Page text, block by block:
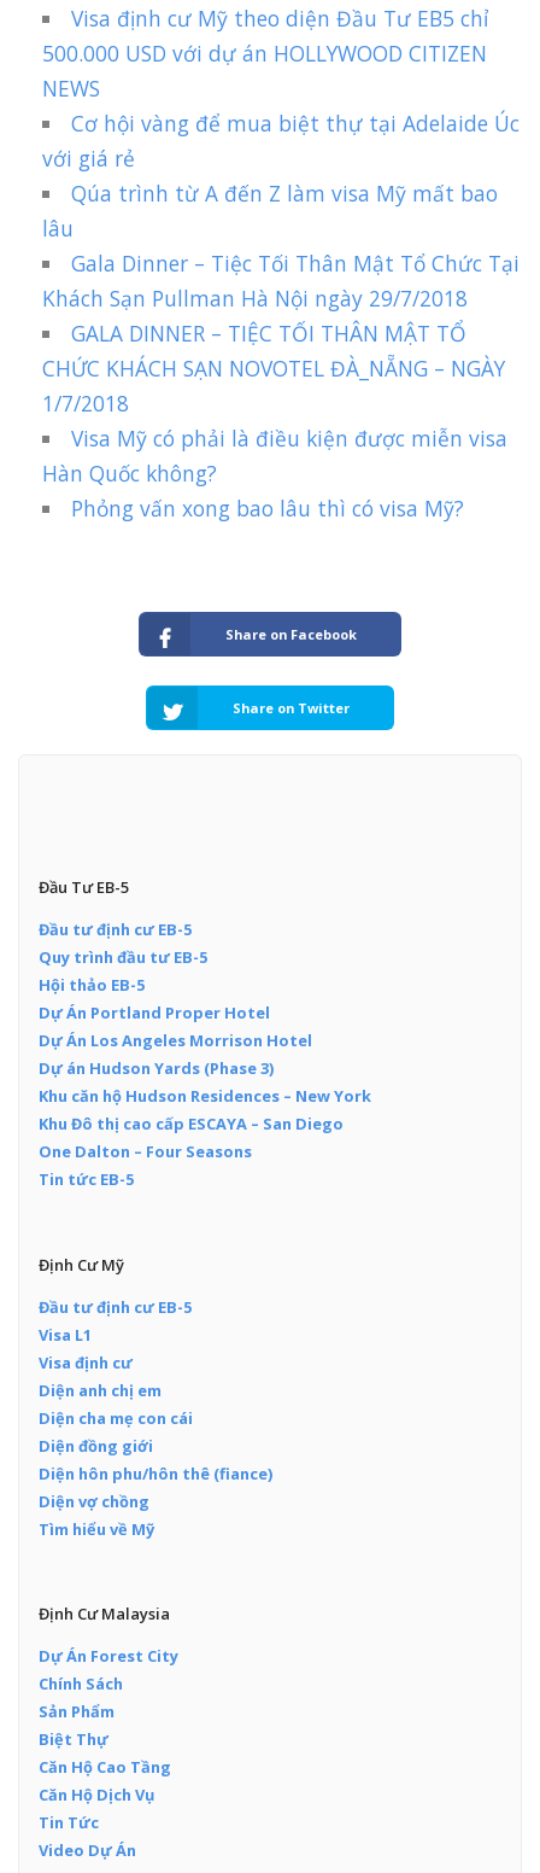
Visa định cư Mỹ theo diện Đầu Tư EB5 chỉ
500.000 USD với dự án HOLLYWOOD CITIZEN
NEWS
Cơ hội vàng để mua biệt thự tại Adelaide Úc
với giá rẻ
Qúa trình từ A đến Z làm visa Mỹ mất bao
lâu
Gala Dinner – Tiệc Tối Thân Mật Tổ Chức Tại
Khách Sạn Pullman Hà Nội ngày 29/7/2018
GALA DINNER – TIỆC TỐI THÂN MẬT TỔ
CHỨC KHÁCH SẠN NOVOTEL ĐÀ_NẴNG – NGÀY
1/7/2018
Visa Mỹ có phải là điều kiện được miễn visa
Hàn Quốc không?
Phỏng vấn xong bao lâu thì có visa Mỹ?
Share on Facebook
Share on Twitter
Đầu Tư EB-5
Đầu tư định cư EB-5
Quy trình đầu tư EB-5
Hội thảo EB-5
Dự Án Portland Proper Hotel
Dự Án Los Angeles Morrison Hotel
Dự án Hudson Yards (Phase 3)
Khu căn hộ Hudson Residences – New York
Khu Đô thị cao cấp ESCAYA – San Diego
One Dalton – Four Seasons
Tin tức EB-5
Định Cư Mỹ
Đầu tư định cư EB-5
Visa L1
Visa định cư
Diện anh chị em
Diện cha mẹ con cái
Diện đồng giới
Diện hôn phu/hôn thê (fiance)
Diện vợ chồng
Tìm hiểu về Mỹ
Định Cư Malaysia
Dự Án Forest City
Chính Sách
Sản Phẩm
Biệt Thự
Căn Hộ Cao Tầng
Căn Hộ Dịch Vụ
Tin Tức
Video Dự Án